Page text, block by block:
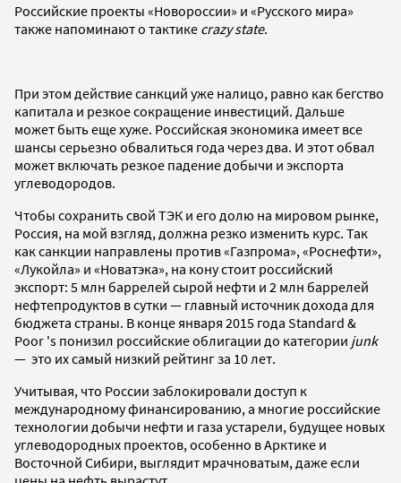
Российские проекты «Новороссии» и «Русского мира»
также напоминают о тактике crazy state.
При этом действие санкций уже налицо, равно как бегство
капитала и резкое сокращение инвестиций. Дальше
может быть еще хуже. Российская экономика имеет все
шансы серьезно обвалиться года через два. И этот обвал
может включать резкое падение добычи и экспорта
углеводородов.
Чтобы сохранить свой ТЭК и его долю на мировом рынке,
Россия, на мой взгляд, должна резко изменить курс. Так
как санкции направлены против «Газпрома», «Роснефти»,
«Лукойла» и «Новатэка», на кону стоит российский
экспорт: 5 млн баррелей сырой нефти и 2 млн баррелей
нефтепродуктов в сутки — главный источник дохода для
бюджета страны. В конце января 2015 года Standard &
Poor 's понизил российские облигации до категории junk
— это их самый низкий рейтинг за 10 лет.
Учитывая, что России заблокировали доступ к
международному финансированию, а многие российские
технологии добычи нефти и газа устарели, будущее новых
углеводородных проектов, особенно в Арктике и
Восточной Сибири, выглядит мрачноватым, даже если